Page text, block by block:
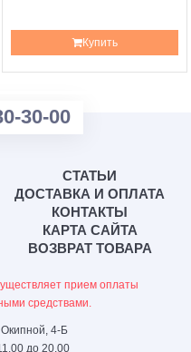
Купить
30-00
СТАТЬИ
ДОСТАВКА И ОПЛАТА
КОНТАКТЫ
КАРТА САЙТА
ВОЗВРАТ ТОВАРА
прием оплаты
средствами.
Окипной, 4-Б
до 20.00